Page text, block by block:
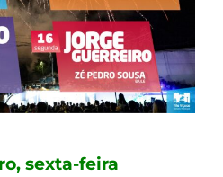
sexta-feira